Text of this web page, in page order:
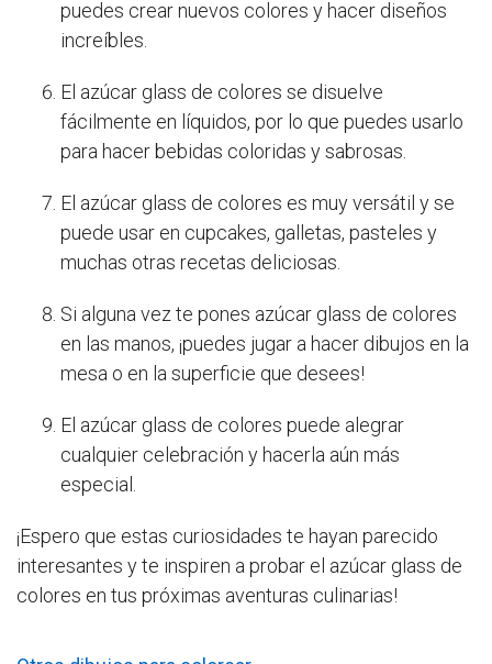
puedes crear nuevos colores y hacer diseños
increíbles.
El azúcar glass de colores se disuelve
fácilmente en líquidos, por lo que puedes usarlo
para hacer bebidas coloridas y sabrosas.
El azúcar glass de colores es muy versátil y se
puede usar en cupcakes, galletas, pasteles y
muchas otras recetas deliciosas.
Si alguna vez te pones azúcar glass de colores
en las manos, ¡puedes jugar a hacer dibujos en la
mesa o en la superficie que desees!
El azúcar glass de colores puede alegrar
cualquier celebración y hacerla aún más
especial.
¡Espero que estas curiosidades te hayan parecido
interesantes y te inspiren a probar el azúcar glass de
colores en tus próximas aventuras culinarias!